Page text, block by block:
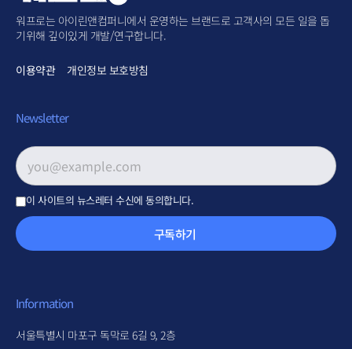
워프로는 아이린앤컴퍼니에서 운영하는 브랜드로 고객사의 모든 일을 돕
기위해 깊이있게 개발/연구합니다.
이용약관 개인정보 보호방침
Newsletter
이메일 주소*
이 사이트의 뉴스레터 수신에 동의합니다.
구독하기
Information
서울특별시 마포구 독막로 6길 9, 2층